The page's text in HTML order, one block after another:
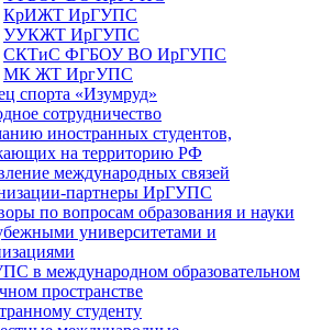
КрИЖТ ИрГУПС
УУКЖТ ИрГУПС
СКТиС ФГБОУ ВО ИрГУПС
МК ЖТ ИргУПС
спорта «Изумруд»
сотрудничество
иностранных студентов,
на территорию РФ
международных связей
партнеры ИрГУПС
по вопросам образования и науки
университетами и
в международном образовательном
пространстве
студенту